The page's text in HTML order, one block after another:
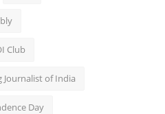
Club
Journalist of India
Day